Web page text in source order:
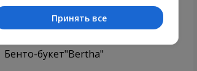
Бенто-букет"Bertha"
Принять все